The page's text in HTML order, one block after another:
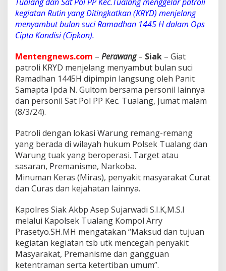
n
g
e
a
r
P
a
t
r
K
R
Y
D
J
e
l
n
g
R
a
m
a
d
kegiatan Rutin yang Ditingkatkan (KRYD) menjelang
menyambut bulan suci Ramadhan 1445 H dalam Ops
Cipta Kondisi (Cipkon).
Mentengnews.com – Perawang– Siak – Giat
patroli KRYD menjelang menyambut bulan suci
Ramadhan 1445H dipimpin langsung oleh Panit
Samapta Ipda N. Gultom bersama personil lainnya
dan personil Sat Pol PP Kec. Tualang, Jumat malam
(8/3/24).
Patroli dengan lokasi Warung remang-remang
yang berada di wilayah hukum Polsek Tualang dan
Warung tuak yang beroperasi. Target atau
sasaran, Premanisme, Narkoba.
Minuman Keras (Miras), penyakit masyarakat Curat
dan Curas dan kejahatan lainnya.
Kapolres Siak Akbp Asep Sujarwadi S.I.K,M.S.I
melalui Kapolsek Tualang Kompol Arry
Prasetyo.SH.MH mengatakan “Maksud dan tujuan
kegiatan kegiatan tsb utk mencegah penyakit
Masyarakat, Premanisme dan gangguan
ketentraman serta ketertiban umum”.